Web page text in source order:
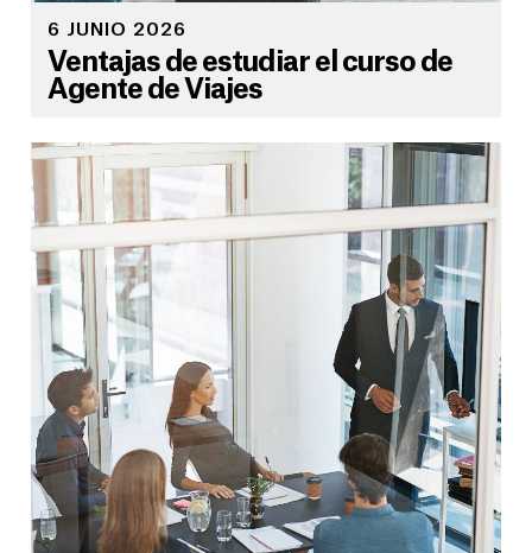
6 JUNIO 2026
Ventajas de estudiar el curso de
Agente de Viajes